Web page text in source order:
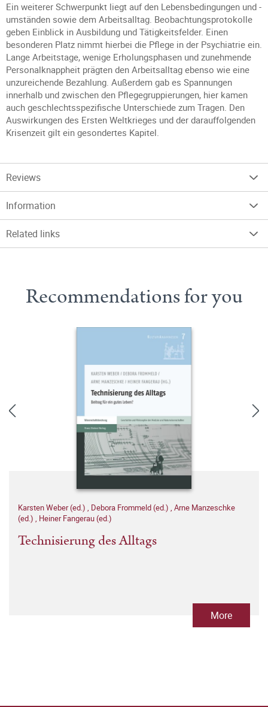
Ein weiterer Schwerpunkt liegt auf den Lebensbedingungen und -
umständen sowie dem Arbeitsalltag. Beobachtungsprotokolle
geben Einblick in Ausbildung und Tätigkeitsfelder. Einen
besonderen Platz nimmt hierbei die Pflege in der Psychiatrie ein.
Lange Arbeitstage, wenige Erholungsphasen und zunehmende
Personalknappheit prägten den Arbeitsalltag ebenso wie eine
unzureichende Bezahlung. Außerdem gab es Spannungen
innerhalb und zwischen den Pflegegruppierungen, hier kamen
auch geschlechtsspezifische Unterschiede zum Tragen. Den
Auswirkungen des Ersten Weltkrieges und der darauffolgenden
Krisenzeit gilt ein gesondertes Kapitel.
Reviews
Information
Related links
Recommendations for you
Karsten Weber (ed.) , Debora Frommeld (ed.) , Arne Manzeschke
(ed.) , Heiner Fangerau (ed.)
Technisierung des Alltags
More